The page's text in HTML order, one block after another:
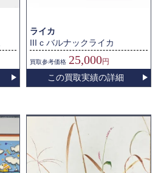
ライカ
III c バルナックライカ
買取参考価格 25,000円
この買取実績の詳細